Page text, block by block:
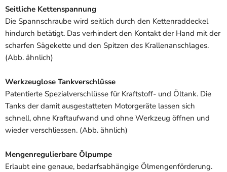
Seitliche Kettenspannung
Die Spannschraube wird seitlich durch den Kettenraddeckel
hindurch betätigt. Das verhindert den Kontakt der Hand mit der
scharfen Sägekette und den Spitzen des Krallenanschlages.
(Abb. ähnlich)
Werkzeuglose Tankverschlüsse
Patentierte Spezialverschlüsse für Kraftstoff- und Öltank. Die
Tanks der damit ausgestatteten Motorgeräte lassen sich
schnell, ohne Kraftaufwand und ohne Werkzeug öffnen und
wieder verschliessen. (Abb. ähnlich)
Mengenregulierbare Ölpumpe
Erlaubt eine genaue, bedarfsabhängige Ölmengenförderung.